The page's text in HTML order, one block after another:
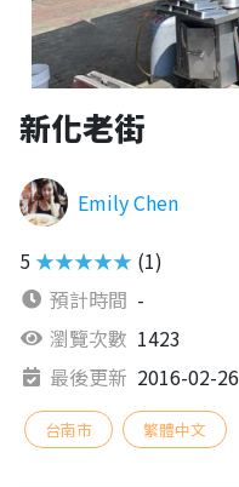
新化老街
Emily Chen
5 ★★★★★ (1)
預計時間 -
瀏覽次數 1423
最後更新 2016-02-26
台南市 繁體中文